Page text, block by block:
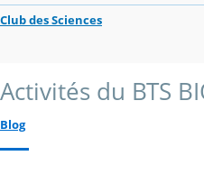
Club des Sciences
Activités du BTS
Blog